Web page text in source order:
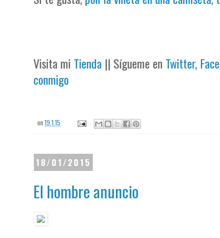
Visita mi Tienda || Sígueme en Twitter,
conmigo
on19.1.15
18/01/2015
El hombre anuncio